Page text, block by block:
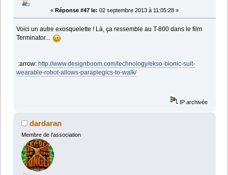
« Réponse #47 le: 02 septembre 2013 à 11:05:28 »
Voici un autre exosquelette ! Là, ça ressemble au T-800 dans le film
Terminator...
:arrow:http://www.designboom.com/technology/ekso-bionic-suit-
wearable-robot-allows-paraplegics-to-walk/
IP archivée
dardaran
Membre de l'association